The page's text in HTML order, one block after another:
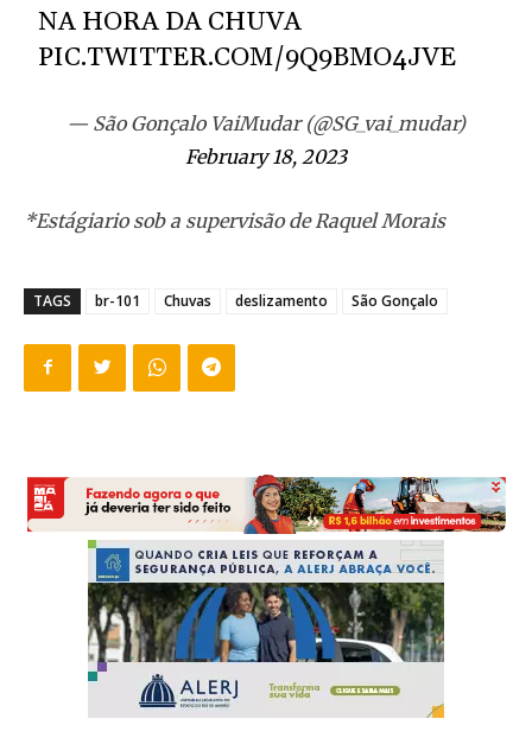
NA HORA DA CHUVA
PIC.TWITTER.COM/9Q9BMO4JVE
— São Gonçalo VaiMudar (@SG_vai_mudar)
February 18, 2023
*Estágiario sob a supervisão de Raquel Morais
TAGS br-101 Chuvas deslizamento São Gonçalo